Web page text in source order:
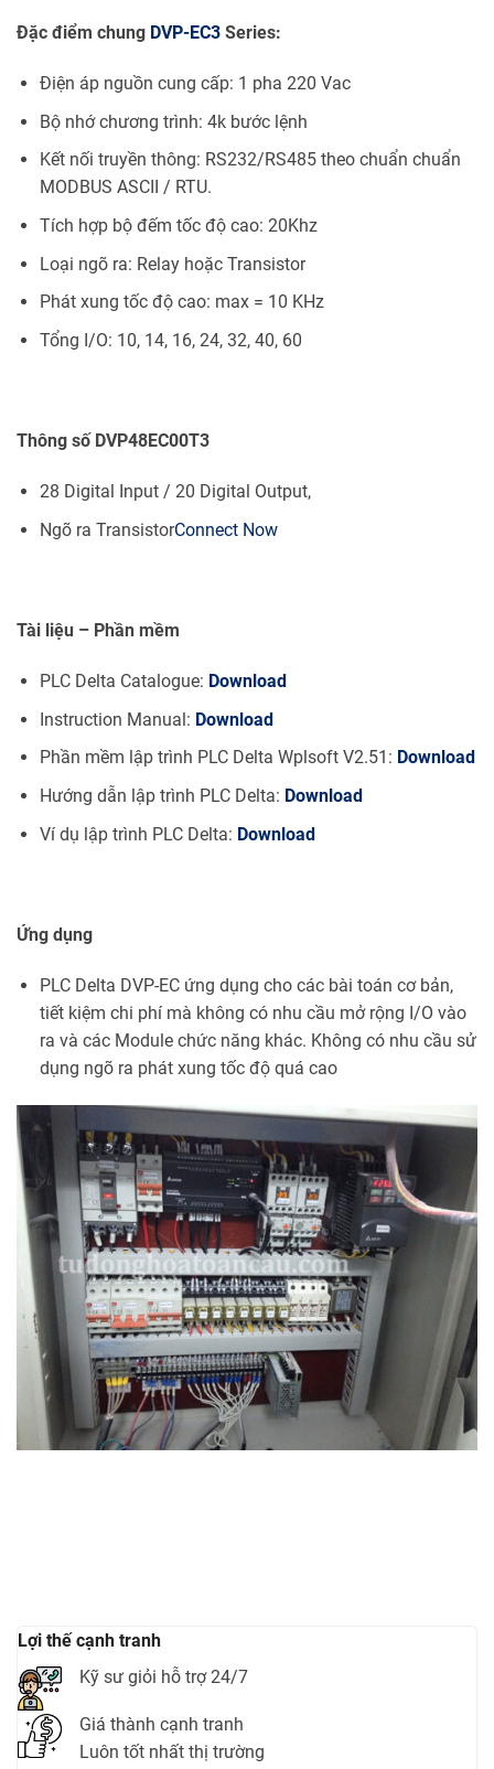
Lợi thế cạnh tranh
Kỹ sư giỏi hỗ trợ 24/7
Giá thành cạnh tranh
Luôn tốt nhất thị trường
Đặc điểm chung DVP-EC3 Series:
Điện áp nguồn cung cấp: 1 pha 220 Vac
Bộ nhớ chương trình: 4k bước lệnh
Kết nối truyền thông: RS232/RS485 theo chuẩn chuẩn
MODBUS ASCII / RTU.
Tích hợp bộ đếm tốc độ cao: 20Khz
Loại ngõ ra: Relay hoặc Transistor
Phát xung tốc độ cao: max = 10 KHz
Tổng I/O: 10, 14, 16, 24, 32, 40, 60
Thông số DVP48EC00T3
28 Digital Input / 20 Digital Output,
Ngõ ra TransistorConnect Now
Tài liệu – Phần mềm
PLC Delta Catalogue: Download
Instruction Manual: Download
Phần mềm lập trình PLC Delta Wplsoft V2.51: Download
Hướng dẫn lập trình PLC Delta: Download
Ví dụ lập trình PLC Delta: Download
Ứng dụng
PLC Delta DVP-EC ứng dụng cho các bài toán cơ bản,
tiết kiệm chi phí mà không có nhu cầu mở rộng I/O vào
ra và các Module chức năng khác. Không có nhu cầu sử
dụng ngõ ra phát xung tốc độ quá cao